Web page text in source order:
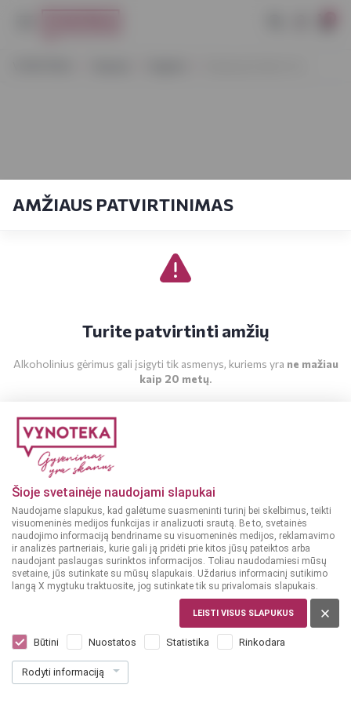
Šioje svetainėje naudojami slapukai
Naudojame slapukus, kad galėtume suasmeninti turinį bei skelbimus, teikti
visuomeninės medijos funkcijas ir analizuoti srautą. Be to, svetainės
naudojimo informaciją bendriname su visuomeninės medijos, reklamavimo
ir analizės partneriais, kurie gali ją pridėti prie kitos jūsų pateiktos arba
naudojant paslaugas surinktos informacijos. Toliau naudodamiesi mūsų
svetaine, jūs sutinkate su mūsų slapukais. Uždarius informacinį sutikimo
langą X mygtuku traktuosite, jog sutinkate tik su privalomais slapukais.
LEISTI VISUS SLAPUKUS
Būtini Nuostatos Statistika Rinkodara
Rodyti informaciją
AMŽIAUS PATVIRTINIMAS
Turite patvirtinti amžių
Alkoholinius gėrimus gali įsigyti tik asmenys, kuriems yra ne mažiau
kaip 20 metų.
Dar nėra balsų, galite įvertinti
589€ 29.45 € / L